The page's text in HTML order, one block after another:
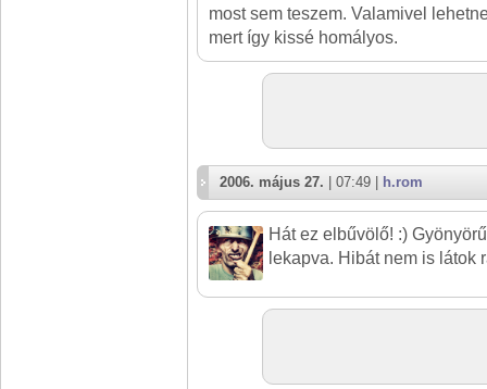
most sem teszem. Valamivel
mert így kissé homályos.
2006. május 27. | 07:49 | h.rom
Hát ez elbűvölő! :)
lekapva. Hibát nem is látok